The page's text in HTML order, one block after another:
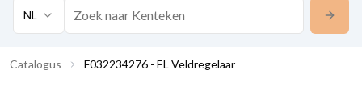
NL
Catalogus F032234276 - EL Veldregelaar